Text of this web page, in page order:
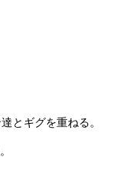
とギグを重ねる。